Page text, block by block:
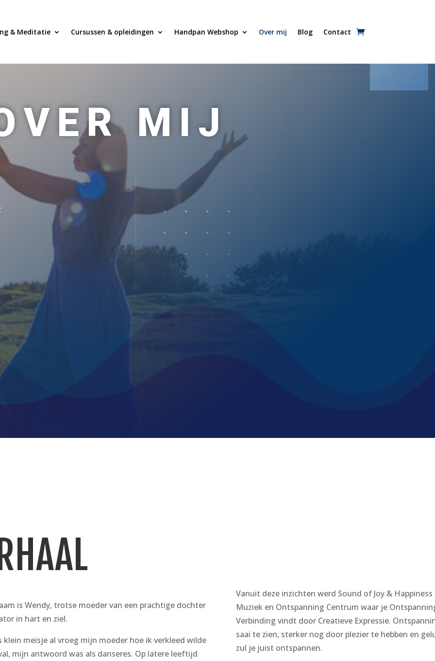
& Meditatie Cursussen & opleidingen Handpan Webshop Over mij Blog Contact
MIJ
is Wendy, trotse moeder van een prachtige dochter
in hart en ziel.
klein meisje al vroeg mijn moeder hoe ik verkleed wilde
mijn antwoord was als danseres. Op latere leeftijd
Vanuit deze inzichten werd Sound of Joy & Happiness
Muziek en Ontspanning Centrum waar je
Verbinding vindt door Creatieve Expressie.
saai te zien, sterker nog door plezier te hebben en
zul je juist ontspannen.